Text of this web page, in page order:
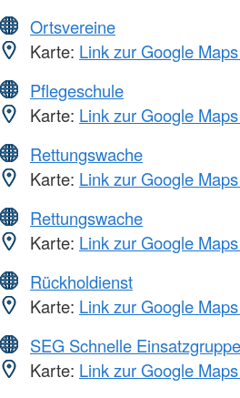
Ortsvereine
Karte: Link zur Google
Pflegeschule
Karte: Link zur Google
Rettungswache
Karte: Link zur Google
Rettungswache
Karte: Link zur Google
Rückholdienst
Karte: Link zur Google
SEG Schnelle Einsatzgruppe
Karte: Link zur Google